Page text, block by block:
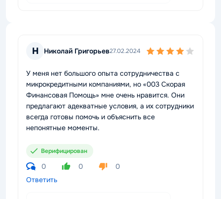
Н Николай Григорьев27.02.2024
У меня нет большого опыта сотрудничества с
микрокредитными компаниями, но «003 Скорая
Финансовая Помощь» мне очень нравится. Они
предлагают адекватные условия, а их сотрудники
всегда готовы помочь и объяснить все
непонятные моменты.
Верифицирован
0 0
0
Ответить